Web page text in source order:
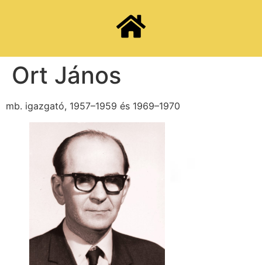
Ort János
mb. igazgató, 1957–1959 és 1969–1970